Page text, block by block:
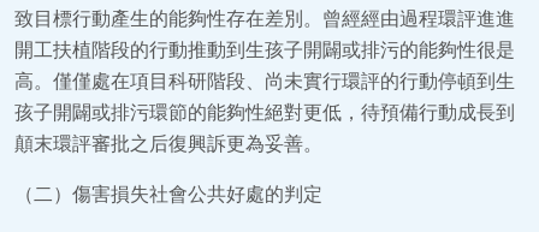
致目標行動產生的能夠性存在差別。曾經經由過程環評進進
開工扶植階段的行動推動到生孩子開闢或排污的能夠性很是
高。僅僅處在項目科研階段、尚未實行環評的行動停頓到生
孩子開闢或排污環節的能夠性絕對更低，待預備行動成長到
顛末環評審批之后復興訴更為妥善。
（二）傷害損失社會公共好處的判定